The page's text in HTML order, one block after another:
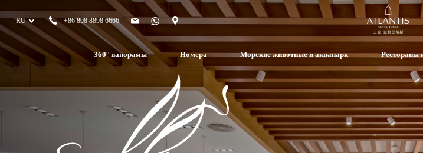
RU +86 898 8898 6666
360° панорамы Номера Морские животные и аквапарк Рестораны